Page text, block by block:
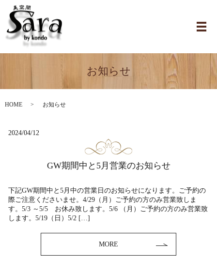
お知らせ
HOME お知らせ
2024/04/12
GW期間中と5月営業のお知らせ
下記GW期間中と5月中の営業日のお知らせになります。ご予約の
際ご注意くださいませ。4/29（月）ご予約の方のみ営業致しま
す。5/3 ～5/5 お休み致します。5/6 （月）ご予約の方のみ営業致
します。5/19（日）5/2 […]
MORE